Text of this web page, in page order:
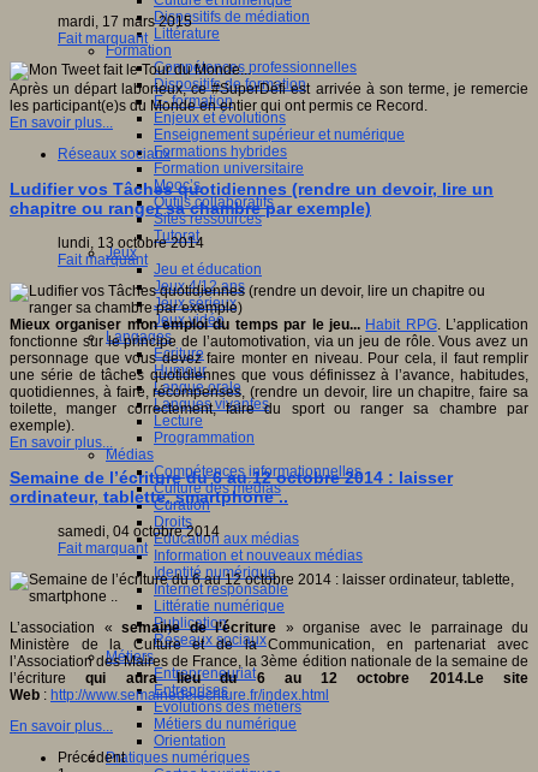
Dispositifs de médiation
Littérature
Formation
Compétences professionnelles
Dispositifs de formation
E- formation
Enjeux et évolutions
Enseignement supérieur et numérique
Formations hybrides
Formation universitaire
Mooc’s
Outils collaboratifs
Sites ressources
Tutorat
Jeux
Jeu et éducation
Jeux 4/12 ans
Jeux sérieux
Jeux vidéo
Langages
Ecriture
Humour
Langue orale
Langues vivantes
Lecture
Programmation
Médias
Compétences informationnelles
Culture des médias
Curation
Droits
Education aux médias
Information et nouveaux médias
Identité numérique
Internet responsable
Littératie numérique
Publication
Réseaux sociaux
Métiers
Entrepreneuriat
Entreprises
Evolutions des métiers
Métiers du numérique
Orientation
Pratiques numériques
mardi, 17 mars 2015
Fait marquant
Après un départ laborieux, ce #SuperDéfi est arrivée à son terme, je remercie
les participant(e)s du Monde en entier qui ont permis ce Record.
En savoir plus...
Réseaux sociaux
Ludifier vos Tâches quotidiennes (rendre un devoir, lire un
chapitre ou ranger sa chambre par exemple)
lundi, 13 octobre 2014
Fait marquant
Mieux organiser mon emploi du temps par le jeu... Habit RPG. L’application
fonctionne sur le principe de l’automotivation, via un jeu de rôle. Vous avez un
personnage que vous devez faire monter en niveau. Pour cela, il faut remplir
une série de tâches quotidiennes que vous définissez à l’avance, habitudes,
quotidiennes, à faire, récompenses, (rendre un devoir, lire un chapitre, faire sa
toilette, manger correctement, faire du sport ou ranger sa chambre par
exemple).
En savoir plus...
Semaine de l’écriture du 6 au 12 octobre 2014 : laisser
ordinateur, tablette, smartphone ..
samedi, 04 octobre 2014
Fait marquant
L’association « semaine de l’écriture » organise avec le parrainage du
Ministère de la Culture et de la Communication, en partenariat avec
l’Association des Maires de France, la 3ème édition nationale de la semaine de
l’écriture qui aura lieu du 6 au 12 octobre 2014.Le site
Web : http://www.semainedelecriture.fr/index.html
En savoir plus...
Précédent